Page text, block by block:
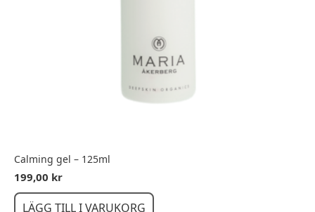
Calming gel – 125ml
199,00 kr
LÄGG TILL I VARUKORG